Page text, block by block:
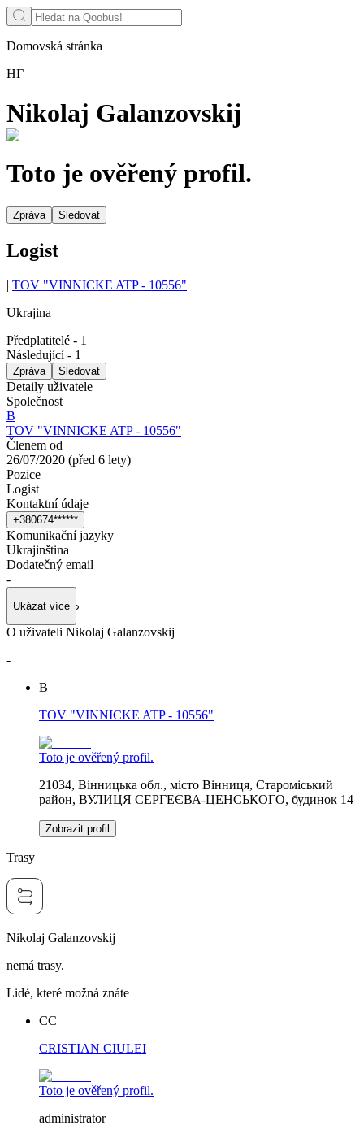
Domovská stránka
НГ
Nikolaj Galanzovskij
Toto je ověřený profil.
Zpráva Sledovat
Logist
| TOV "VINNICKE ATP - 10556"
Ukrajina
Předplatitelé - 1
Následující- 1
Zpráva Sledovat
Detaily uživatele
Společnost
В
TOV "VINNICKE ATP - 10556"
Členem od
26/07/2020 (před 6 lety)
Pozice
Logist
Kontaktní údaje
+380674******
Komunikační jazyky
Ukrajinština
Dodatečný email
-
Ukázat více
O uživateli Nikolaj Galanzovskij
-
В
TOV "VINNICKE ATP - 10556"
Toto je ověřený profil.
21034, Вінницька обл., місто Вінниця, Староміський
район, ВУЛИЦЯ СЕРГЕЄВА-ЦЕНСЬКОГО, будинок 14
Zobrazit profil
Trasy
Nikolaj Galanzovskij
nemá trasy.
Lidé, které možná znáte
CC
CRISTIAN CIULEI
Toto je ověřený profil.
administrator